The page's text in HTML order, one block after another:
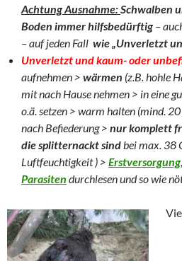
Achtung Ausnahme:Schwalben
Boden immer hilfsbedürftig –
– auf jeden Fall wie „Unverletzt
Unverletzt und kaum- oder
aufnehmen > wärmen (z.B. hohle
mit nach Hause nehmen > in eine
o.ä. setzen > warm halten (mind.
nach Befiederung > nur komplett
die splitternackt sindbei max. 38
Luftfeuchtigkeit ) > Erstversorgung,
Parasiten durchlesen und so wie